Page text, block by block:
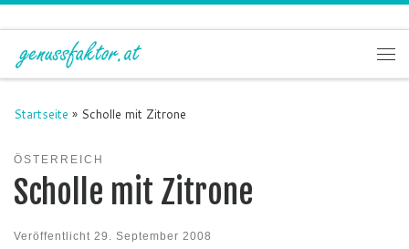
Zum Inhalt springen
Startseite » Scholle mit Zitrone
ÖSTERREICH
Scholle mit Zitrone
Veröffentlicht 29. September 2008